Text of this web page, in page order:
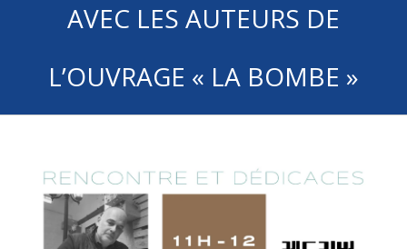
AVEC LES AUTEURS DE
L’OUVRAGE « LA BOMBE »